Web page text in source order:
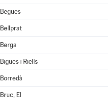
Begues
Bellprat
Berga
Bigues i Riells
Borredà
Bruc, El